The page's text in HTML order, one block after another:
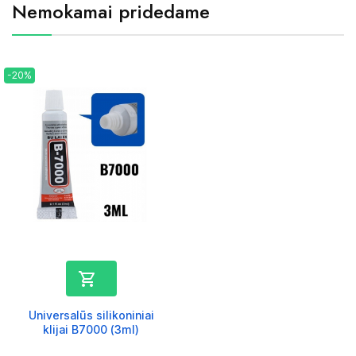
Nemokamai pridedame
-20%

Universalūs silikoniniai
klijai B7000 (3ml)